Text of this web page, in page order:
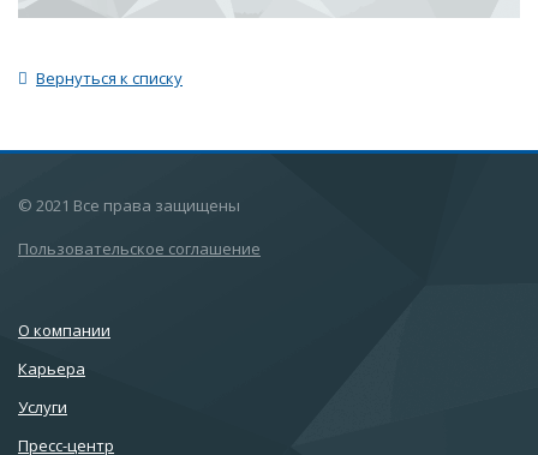
Вернуться к списку
© 2021 Все права защищены
Пользовательское соглашение
О компании
Карьера
Услуги
Пресс-центр